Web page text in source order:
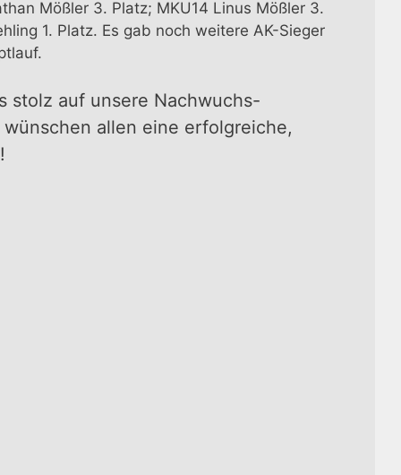
Mößler 3. Platz; MKU14 Linus Mößler 3.
1. Platz. Es gab noch weitere AK-Sieger
stolz auf unsere Nachwuchs-
allen eine erfolgreiche,